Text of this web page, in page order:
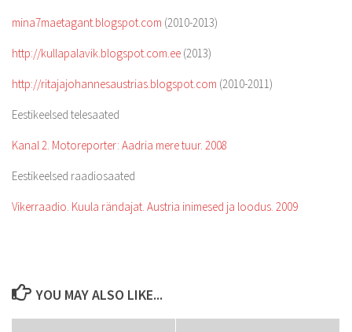
mina7maetagant.blogspot.com (2010-2013)
http://kullapalavik.blogspot.com.ee (2013)
http://ritajajohannesaustrias.blogspot.com (2010-2011)
Eestikeelsed telesaated
Kanal 2. Motoreporter: Aadria mere tuur. 2008
Eestikeelsed raadiosaated
Vikerraadio. Kuula rändajat. Austria inimesed ja loodus. 2009
YOU MAY ALSO LIKE...